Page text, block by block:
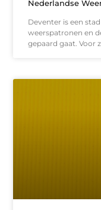
Nederlandse
Deventer is een
weerspatronen en
gepaard gaat. Voor